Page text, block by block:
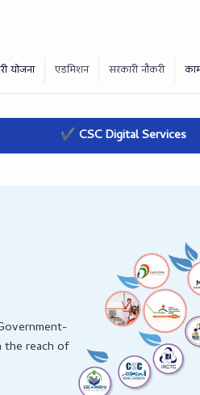
✔ CSC Digital Services
the reach of